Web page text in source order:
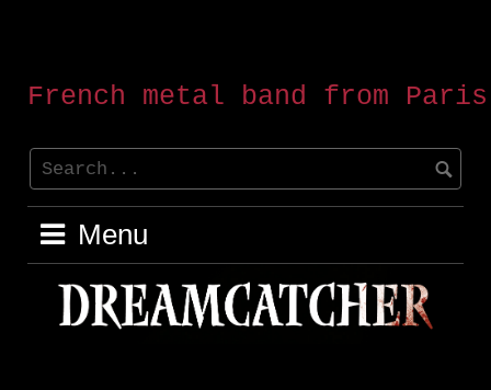
French metal band from Paris
Menu